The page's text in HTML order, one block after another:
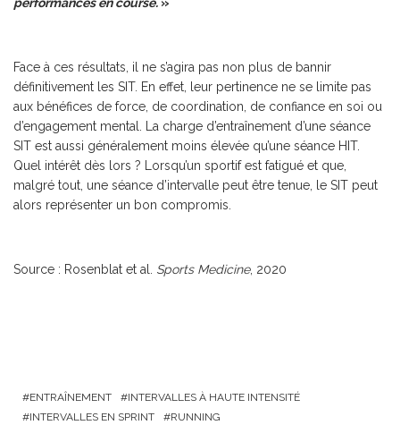
Face à ces résultats, il ne s’agira pas non plus de bannir
définitivement les SIT. En effet, leur pertinence ne se limite pas
aux bénéfices de force, de coordination, de confiance en soi ou
d’engagement mental. La charge d’entraînement d’une séance
SIT est aussi généralement moins élevée qu’une séance HIT.
Quel intérêt dès lors ? Lorsqu’un sportif est fatigué et que,
malgré tout, une séance d’intervalle peut être tenue, le SIT peut
alors représenter un bon compromis.
Source : Rosenblat et al. Sports Medicine, 2020
ENTRAÎNEMENT
INTERVALLES À HAUTE INTENSITÉ
INTERVALLES EN SPRINT
RUNNING